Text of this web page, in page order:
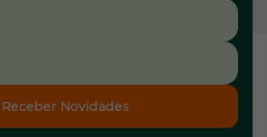
Receber Novidades